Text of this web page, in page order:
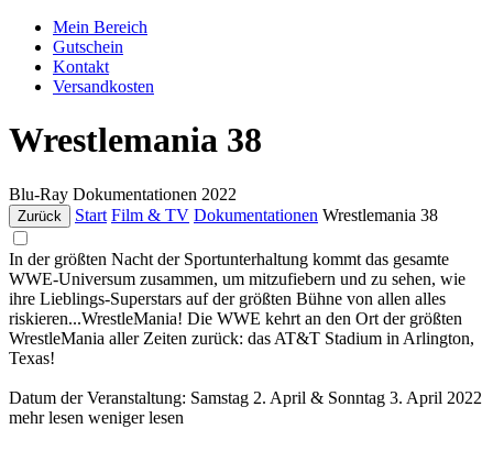
Mein Bereich
Gutschein
Kontakt
Versandkosten
Wrestlemania 38
Blu-Ray Dokumentationen 2022
Zurück Start Film & TV Dokumentationen Wrestlemania 38
In der größten Nacht der Sportunterhaltung kommt das gesamte
WWE-Universum zusammen, um mitzufiebern und zu sehen, wie
ihre Lieblings-Superstars auf der größten Bühne von allen alles
riskieren...WrestleMania! Die WWE kehrt an den Ort der größten
WrestleMania aller Zeiten zurück: das AT&T Stadium in Arlington,
Texas!
Datum der Veranstaltung: Samstag 2. April & Sonntag 3. April 2022
mehr lesen weniger lesen